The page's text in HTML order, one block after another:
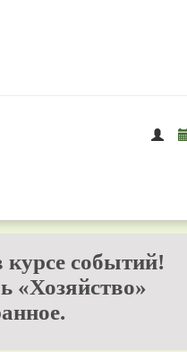
курсе событий!
«Хозяйство»